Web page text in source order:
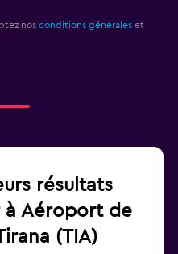
nos conditions générales et
résultats
à Aéroport de
(TIA)